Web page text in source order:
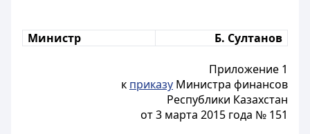
Министр Б. Султанов
Приложение 1
к приказу Министра финансов
Республики Казахстан
от 3 марта 2015 года № 151